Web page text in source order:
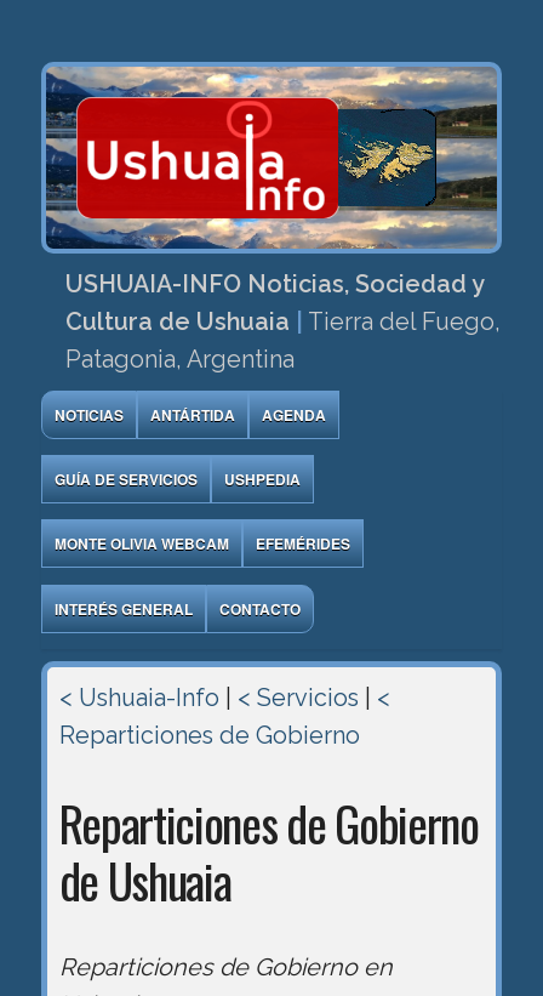
USHUAIA-INFO Noticias, Sociedad y
Cultura de Ushuaia
Tierra del Fuego,
Patagonia, Argentina
NOTICIAS ANTÁRTIDA AGENDA
GUÍA DE SERVICIOS USHPEDIA
MONTE OLIVIA WEBCAM EFEMÉRIDES
INTERÉS GENERAL CONTACTO
< Ushuaia-Info < Servicios
<
Reparticiones de Gobierno
Reparticiones de Gobierno
de Ushuaia
Reparticiones de Gobierno en